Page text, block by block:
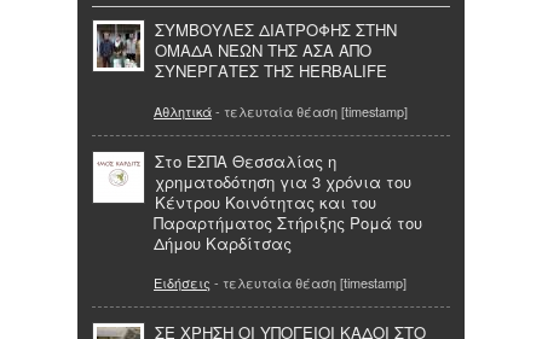
ΣΥΜΒΟΥΛΕΣ ΔΙΑΤΡΟΦΗΣ ΣΤΗΝ
ΟΜΑΔΑ ΝΕΩΝ ΤΗΣ ΑΣΑ ΑΠΟ
ΣΥΝΕΡΓΑΤΕΣ ΤΗΣ HERBALIFE
Αθλητικά- τελευταία θέαση [timestamp]
Στο ΕΣΠΑ Θεσσαλίας η
χρηματοδότηση για 3 χρόνια του
Κέντρου Κοινότητας και του
Παραρτήματος Στήριξης Ρομά του
Δήμου Καρδίτσας
Ειδήσεις - τελευταία θέαση [timestamp]
ΣΕ ΧΡΗΣΗ ΟΙ ΥΠΟΓΕΙΟΙ ΚΑΔΟΙ ΣΤΟ